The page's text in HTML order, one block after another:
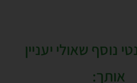
נוסף שאולי יעניין
אותך: